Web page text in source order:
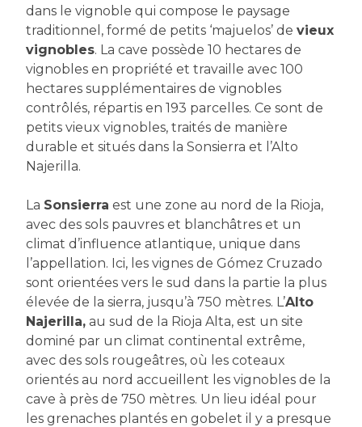
dans le vignoble qui compose le paysage
traditionnel, formé de petits ‘majuelos’ de vieux
vignobles. La cave possède 10 hectares de
vignobles en propriété et travaille avec 100
hectares supplémentaires de vignobles
contrôlés, répartis en 193 parcelles. Ce sont de
petits vieux vignobles, traités de manière
durable et situés dans la Sonsierra et l’Alto
Najerilla.
La Sonsierra est une zone au nord de la Rioja,
avec des sols pauvres et blanchâtres et un
climat d’influence atlantique, unique dans
l’appellation. Ici, les vignes de Gómez Cruzado
sont orientées vers le sud dans la partie la plus
élevée de la sierra, jusqu’à 750 mètres. L’Alto
Najerilla, au sud de la Rioja Alta, est un site
dominé par un climat continental extrême,
avec des sols rougeâtres, où les coteaux
orientés au nord accueillent les vignobles de la
cave à près de 750 mètres. Un lieu idéal pour
les grenaches plantés en gobelet il y a presque